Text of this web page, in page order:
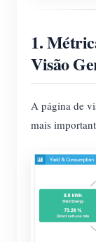
1.
Visão
A página de
mais